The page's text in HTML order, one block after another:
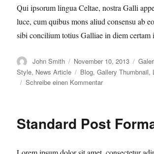
Qui ipsorum lingua Celtae, nostra Galli
luce, cum quibus mons aliud consensu ab
sibi concilium totius Galliae in diem certam
Autor
John Smith
Veröffentlicht
am
November 10, 2013
Style, News Article Schlagwörter
Blog,Gallery Thumbnail,
Schreibe einen Kommentarzu
Title
Standard Post